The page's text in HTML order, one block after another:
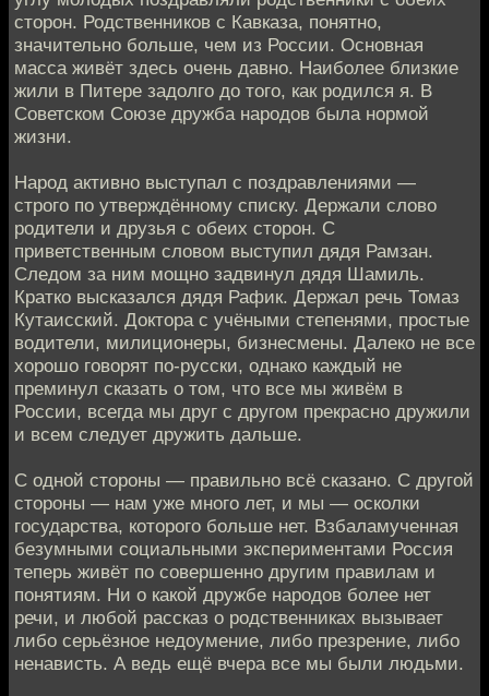
сторон. Родственников с Кавказа, понятно,
значительно больше, чем из России. Основная
масса живёт здесь очень давно. Наиболее близкие
жили в Питере задолго до того, как родился я. В
Советском Союзе дружба народов была нормой
жизни.
Народ активно выступал с поздравлениями —
строго по утверждённому списку. Держали слово
родители и друзья с обеих сторон. С
приветственным словом выступил дядя Рамзан.
Следом за ним мощно задвинул дядя Шамиль.
Кратко высказался дядя Рафик. Держал речь Томаз
Кутаисский. Доктора с учёными степенями, простые
водители, милиционеры, бизнесмены. Далеко не все
хорошо говорят по-русски, однако каждый не
преминул сказать о том, что все мы живём в
России, всегда мы друг с другом прекрасно дружили
и всем следует дружить дальше.
C одной стороны — правильно всё сказано. С другой
стороны — нам уже много лет, и мы — осколки
государства, которого больше нет. Взбаламученная
безумными социальными экспериментами Россия
теперь живёт по совершенно другим правилам и
понятиям. Ни о какой дружбе народов более нет
речи, и любой рассказ о родственниках вызывает
либо серьёзное недоумение, либо презрение, либо
ненависть. А ведь ещё вчера все мы были людьми.